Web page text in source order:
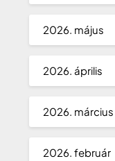
2026. május
2026. április
2026. március
2026. február